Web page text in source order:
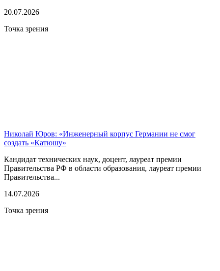
20.07.2026
Точка зрения
Николай Юров: «Инженерный корпус Германии не смог
создать «Катюшу»
Кандидат технических наук, доцент, лауреат премии
Правительства РФ в области образования, лауреат премии
Правительства...
14.07.2026
Точка зрения